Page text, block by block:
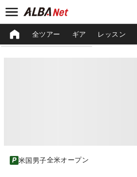
全ツアー ギア レッスン
米国男子全米オープン